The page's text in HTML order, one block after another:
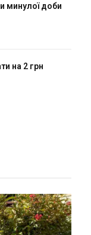
минулої доби
на 2 грн